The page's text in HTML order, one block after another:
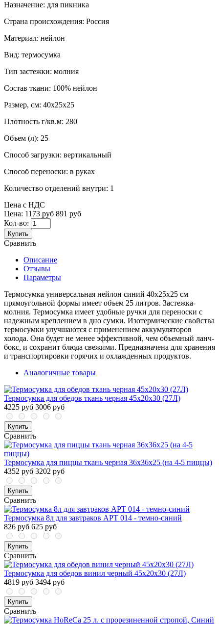
Назначение: для пикника
Страна происхождения: Россия
Материал: нейлон
Вид: термосумка
Тип застежки: молния
Состав ткани: 100% нейлон
Размер, см: 40x25x25
Плотность г/кв.м: 280
Объем (л): 25
Способ загрузки: вертикальный
Способ переноски: в руках
Количество отделений внутри: 1
Цена с НДС
Цена: 1173 руб 891 руб
Кол-во:
Купить
Сравнить
Описание
Отзывы
Параметры
Термосумка универсальная нейлон синий 40x25x25 см
прямоугольной формы имеет объем 25 литров. Застежка-
молния. Термосумка имеет удобные ручки для переноски с
надежным креплением в дно сумки. Изотермические свойства
термосумки улучшаются с применением аккумуляторов
холода. Она будет не менее эффективной, чем объемный ланч-
бокс, и сохранит блюда свежими. Предназначена для хранения
и транспортировки горячих и охлажденных продуктов.
Аналогичные товары
Термосумка для обедов ткань черная 45х20х30 (27Л)
4225 руб 3006 руб
Купить
Сравнить
Термосумка для пиццы ткань черная 36х36х25 (на 4-5 пиццы)
4352 руб 3202 руб
Купить
Сравнить
Термосумка 8л для завтраков АРТ 014 - темно-синий
826 руб 625 руб
Купить
Сравнить
Термосумка для обедов винил черный 45х20х30 (27Л)
4819 руб 3494 руб
Купить
Сравнить